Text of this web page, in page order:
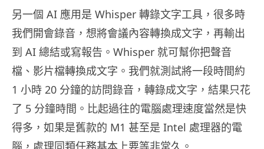
另一個 AI 應用是 Whisper 轉錄文字工具，很多時
我們開會錄音，想將會議內容轉換成文字，再輸出
到 AI 總結或寫報告。Whisper 就可幫你把聲音
檔、影片檔轉換成文字。我們就測試將一段時間約
1 小時 20 分鐘的訪問錄音，轉錄成文字，結果只花
了 5 分鐘時間。比起過往的電腦處理速度當然是快
得多，如果是舊款的 M1 甚至是 Intel 處理器的電
腦，處理同類任務基本上要等非常久。